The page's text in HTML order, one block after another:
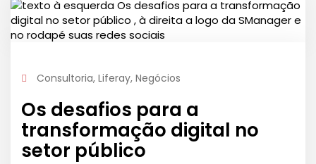
Consultoria, Liferay, Negócios
Os desafios para a
transformação digital no
setor público